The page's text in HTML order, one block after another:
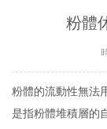
粉體
粉體的流動性無法
是指粉體堆積層的